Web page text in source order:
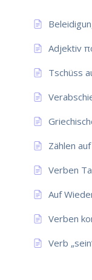
Adjektiv
Tschüss
Zählen
Verben
Auf
Verben
Verb